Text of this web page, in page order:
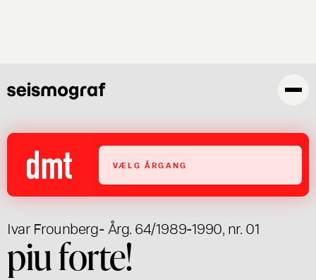
VÆLG ÅRGANG
Ivar Frounberg- Årg. 64/1989-1990, nr. 01
piu forte!